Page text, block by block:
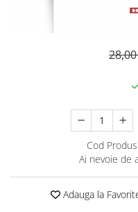
Publicistica / Reportaje /
Sociologie si filozofie
Cod
Ai nevoie de
Adauga la